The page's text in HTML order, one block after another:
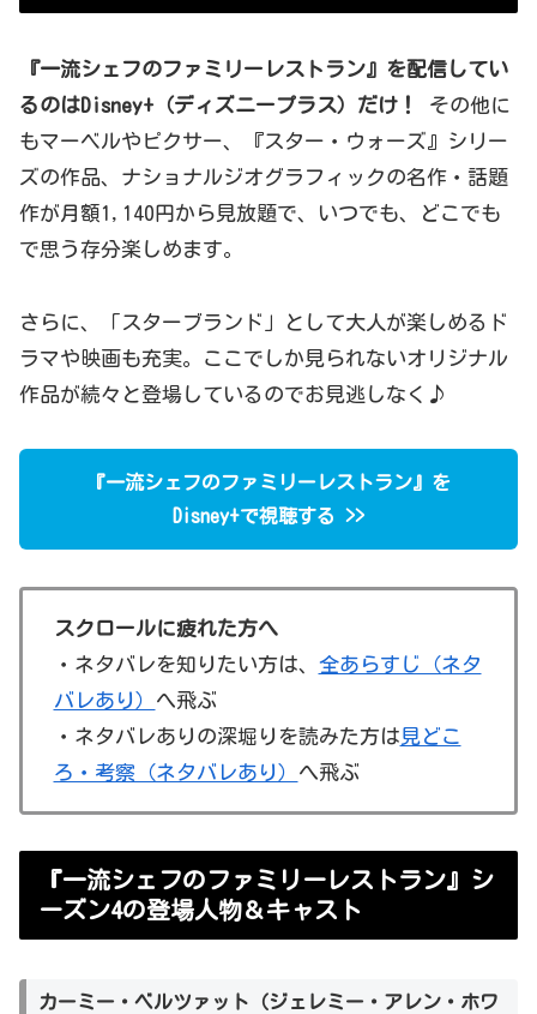
『一流シェフのファミリーレストラン』を配信してい
るのはDisney+（ディズニープラス）だけ！ その他に
もマーベルやピクサー、『スター・ウォーズ』シリー
ズの作品、ナショナルジオグラフィックの名作・話題
作が月額1,140円から見放題で、いつでも、どこでも
で思う存分楽しめます。
さらに、「スターブランド」として大人が楽しめるド
ラマや映画も充実。ここでしか見られないオリジナル
作品が続々と登場しているのでお見逃しなく♪
『一流シェフのファミリーレストラン』を
Disney+で視聴する >>
スクロールに疲れた方へ
・ネタバレを知りたい方は、 全あらすじ（ネタ
バレあり） へ飛ぶ
・ネタバレありの深堀りを読みた方は見どこ
ろ・考察（ネタバレあり） へ飛ぶ
『一流シェフのファミリーレストラン』シ
ーズン4の登場人物＆キャスト
カーミー・ベルツァット（ジェレミー・アレン・ホワ